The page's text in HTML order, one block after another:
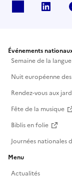
Événements
Semaine de la
Nuit européenne
Rendez-vous aux
Fête de la musique
Biblis en folie
Journées nationales
Menu
Actualités